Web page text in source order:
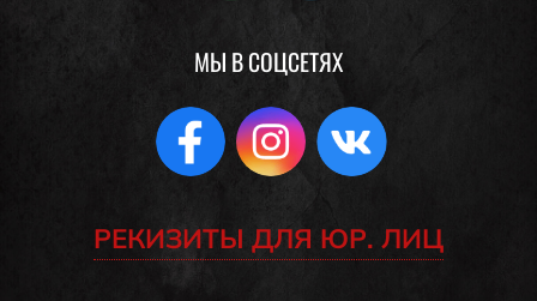
МЫ В СОЦСЕТЯХ
РЕКИЗИТЫ ДЛЯ ЮР. ЛИЦ